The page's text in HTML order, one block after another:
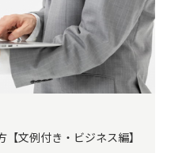
文例付き・ビジネス編】